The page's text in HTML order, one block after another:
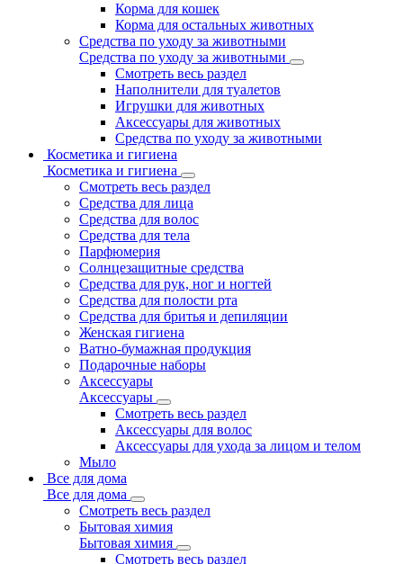
Корма для кошек
Корма для остальных животных
Средства по уходу за животными
Средства по уходу за животными
Смотреть весь раздел
Наполнители для туалетов
Игрушки для животных
Аксессуары для животных
Средства по уходу за животными
Косметика и гигиена
Косметика и гигиена
Смотреть весь раздел
Средства для лица
Средства для волос
Средства для тела
Парфюмерия
Солнцезащитные средства
Средства для рук, ног и ногтей
Средства для полости рта
Средства для бритья и депиляции
Женская гигиена
Ватно-бумажная продукция
Подарочные наборы
Аксессуары
Аксессуары
Смотреть весь раздел
Аксессуары для волос
Аксессуары для ухода за лицом и телом
Мыло
Все для дома
Все для дома
Смотреть весь раздел
Бытовая химия
Бытовая химия
Смотреть весь раздел